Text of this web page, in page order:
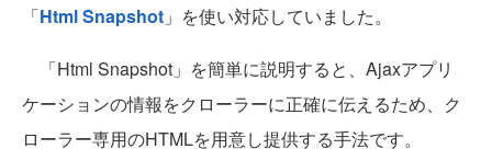
「Html Snapshot 」を使い対応していました。
「Html Snapshot」を簡単に説明すると、Ajaxアプリ
ケーションの情報をクローラーに正確に伝えるため、ク
ローラー専用のHTMLを用意し提供する手法です。